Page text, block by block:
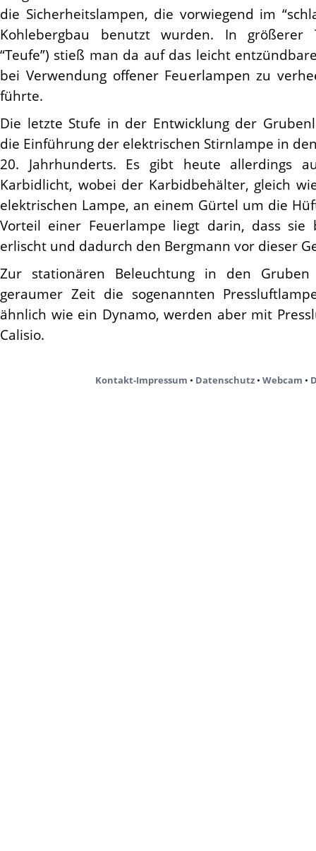
die Sicherheitslampen, die vorwiegend im
Kohlebergbau benutzt wurden. In größerer
“Teufe”) stieß man da auf das leicht
bei Verwendung offener Feuerlampen zu
führte.
Die letzte Stufe in der Entwicklung der
die Einführung der elektrischen Stirnlampe in
20. Jahrhunderts. Es gibt heute allerdings
Karbidlicht, wobei der Karbidbehälter, gleich
elektrischen Lampe, an einem Gürtel um die
Vorteil einer Feuerlampe liegt darin, dass sie
erlischt und dadurch den Bergmann vor dieser
Zur stationären Beleuchtung in den
geraumer Zeit die sogenannten
ähnlich wie ein Dynamo, werden aber mit
Calisio.
Kontakt-Impressum • Datenschutz• Webcam •